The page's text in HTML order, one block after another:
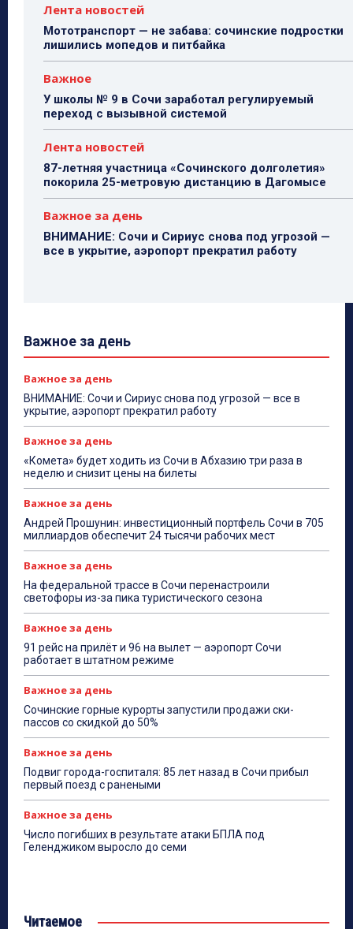
Лента новостей
Мототранспорт — не забава: сочинские подростки
лишились мопедов и питбайка
Важное
У школы № 9 в Сочи заработал регулируемый
переход с вызывной системой
Лента новостей
87-летняя участница «Сочинского долголетия»
покорила 25-метровую дистанцию в Дагомысе
Важное за день
ВНИМАНИЕ: Сочи и Сириус снова под угрозой —
все в укрытие, аэропорт прекратил работу
Важное за день
Важное за день
ВНИМАНИЕ: Сочи и Сириус снова под угрозой — все в
укрытие, аэропорт прекратил работу
Важное за день
«Комета» будет ходить из Сочи в Абхазию три раза в
неделю и снизит цены на билеты
Важное за день
Андрей Прошунин: инвестиционный портфель Сочи в 705
миллиардов обеспечит 24 тысячи рабочих мест
Важное за день
На федеральной трассе в Сочи перенастроили
светофоры из-за пика туристического сезона
Важное за день
91 рейс на прилёт и 96 на вылет — аэропорт Сочи
работает в штатном режиме
Важное за день
Сочинские горные курорты запустили продажи ски-
пассов со скидкой до 50%
Важное за день
Подвиг города-госпиталя: 85 лет назад в Сочи прибыл
первый поезд с ранеными
Важное за день
Число погибших в результате атаки БПЛА под
Геленджиком выросло до семи
Читаемое